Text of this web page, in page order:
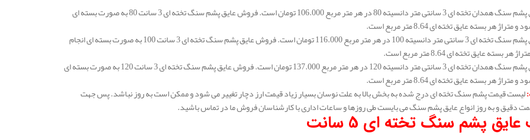
قیمت عایق پشم سنگ همدان تخته ای 3 سانتی متر دانسیته 80 در هر متر مربع 106.000 تومان است. فروش عایق پشم سنگ تخته ای 3 سانت 80 به صورت بسته ای
هر بسته عایق تخته ای 8.64 متر مربع است.
قیمت عایق پشم سنگ تخته ای 3 سانتی متر دانسیته 100 در هر متر مربع 116.000 تومان است. فروش عایق پشم سنگ تخته ای 3 سانت 100 به صورت بسته ای انجام
بسته عایق تخته ای 8.64 متر مربع است.
قیمت عایق پشم سنگ همدان تخته ای 3 سانتی متر دانسیته 120 در هر متر مربع 137.000 تومان است. فروش عایق پشم سنگ تخته ای 3 سانت 120 به صورت بسته ای
هر بسته عایق تخته ای 8.64 متر مربع است.
:لیست قیمت پشم سنگ تخته ای درج شده به بخش بالا به علت نوسان بسیار زیاد قیمت ارز دچار تغییر می شود و ممکن است به روز نباشد. پس جهت
دقیق و به روز انواع عایق پشم سنگ می بایست طی روزها و ساعات اداری با کارشناسان فروش ما در تماس باشید.
پشم سنگ تخته ای 5 سانت